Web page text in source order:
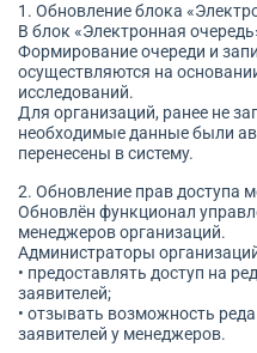
1. Обновление блока
В блок «Электронная
Формирование очереди и
осуществляются на
исследований.
Для организаций, ранее не
необходимые данные были
перенесены в систему.
2. Обновление прав доступа
Обновлён функционал
менеджеров организаций.
Администраторы
• предоставлять доступ на
заявителей;
• отзывать возможность
заявителей у менеджеров.